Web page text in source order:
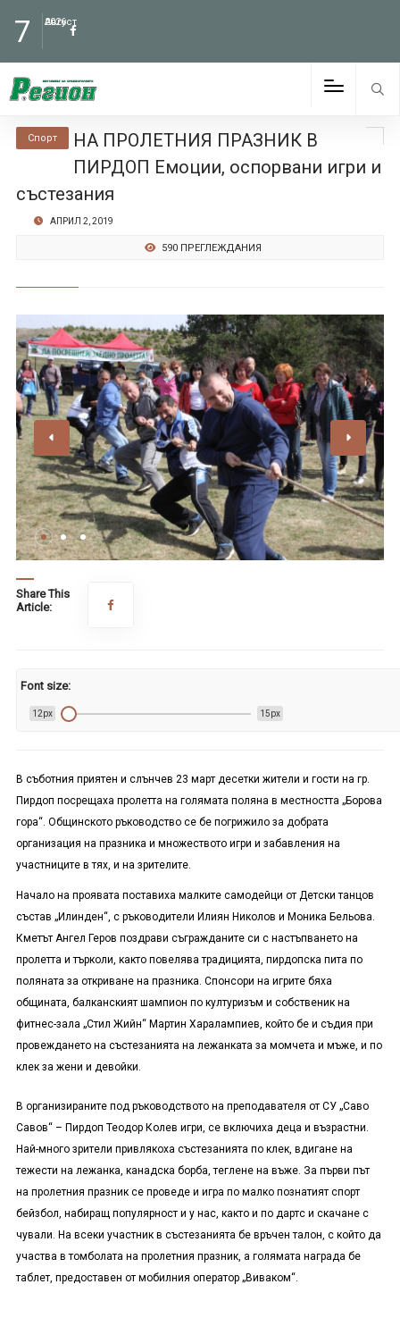
7 Август
2026
Спорт
НА ПРОЛЕТНИЯ ПРАЗНИК В
ПИРДОП Емоции, оспорвани игри и
състезания
АПРИЛ 2, 2019
590 ПРЕГЛЕЖДАНИЯ
Share This
Article:
Font size:
12px 15px
В съботния приятен и слънчев 23 март десетки жители и гости на гр.
Пирдоп посрещаха пролетта на голямата поляна в местността „Борова
гора“. Общинското ръководство се бе погрижило за добрата
организация на празника и множеството игри и забавления на
участниците в тях, и на зрителите.
Начало на проявата поставиха малките самодейци от Детски танцов
състав „Илинден“, с ръководители Илиян Николов и Моника Бельова.
Кметът Ангел Геров поздрави съгражданите си с настъпването на
пролетта и търколи, както повелява традицията, пирдопска пита по
поляната за откриване на празника. Спонсори на игрите бяха
общината, балканският шампион по културизъм и собственик на
фитнес-зала „Стил Жийн“ Мартин Харалампиев, който бе и съдия при
провеждането на състезанията на лежанката за момчета и мъже, и по
клек за жени и девойки.
В организираните под ръководството на преподавателя от СУ „Саво
Савов“ – Пирдоп Теодор Колев игри, се включиха деца и възрастни.
Най-много зрители привлякоха състезанията по клек, вдигане на
тежести на лежанка, канадска борба, теглене на въже. За първи път
на пролетния празник се проведе и игра по малко познатият спорт
бейзбол, набиращ популярност и у нас, както и по дартс и скачане с
чували. На всеки участник в състезанията бе връчен талон, с който да
участва в томболата на пролетния празник, а голямата награда бе
таблет, предоставен от мобилния оператор „Виваком“.